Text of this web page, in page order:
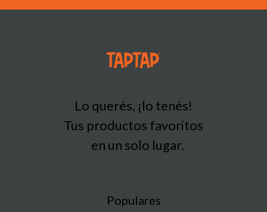
Lo querés, ¡lo tenés!
Tus productos favoritos
en un solo lugar.
Populares